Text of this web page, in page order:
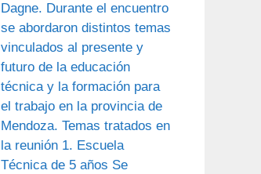
Dagne. Durante el encuentro
se abordaron distintos temas
vinculados al presente y
futuro de la educación
técnica y la formación para
el trabajo en la provincia de
Mendoza. Temas tratados en
la reunión 1. Escuela
Técnica de 5 años Se